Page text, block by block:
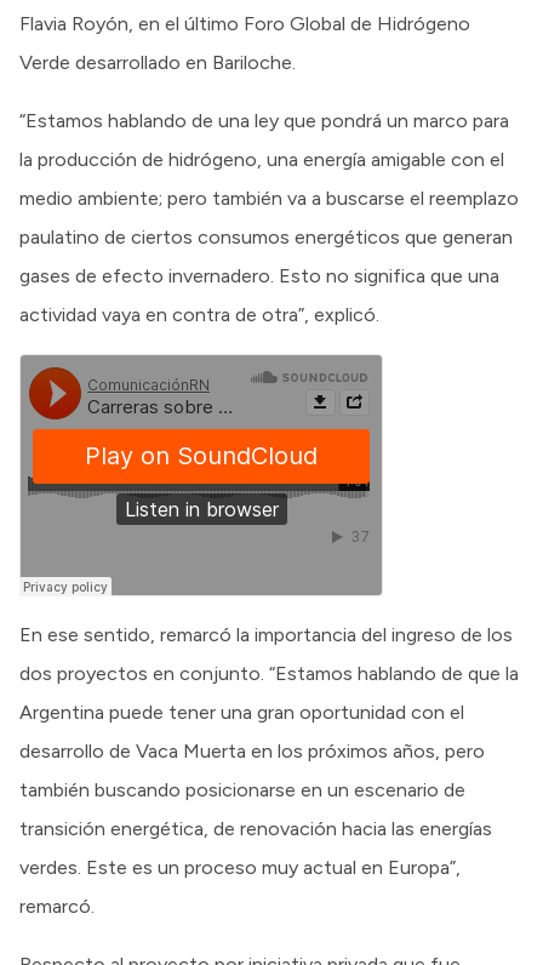
Flavia Royón, en el último Foro Global de Hidrógeno
Verde desarrollado en Bariloche.
“Estamos hablando de una ley que pondrá un marco para
la producción de hidrógeno, una energía amigable con el
medio ambiente; pero también va a buscarse el reemplazo
paulatino de ciertos consumos energéticos que generan
gases de efecto invernadero. Esto no significa que una
actividad vaya en contra de otra”, explicó.
En ese sentido, remarcó la importancia del ingreso de los
dos proyectos en conjunto. “Estamos hablando de que la
Argentina puede tener una gran oportunidad con el
desarrollo de Vaca Muerta en los próximos años, pero
también buscando posicionarse en un escenario de
transición energética, de renovación hacia las energías
verdes. Este es un proceso muy actual en Europa”,
remarcó.